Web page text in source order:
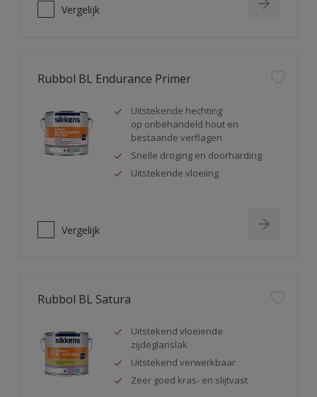
Vergelijk
Rubbol BL Endurance Primer
Uitstekende hechting
op onbehandeld hout en
bestaande verflagen
Snelle droging en doorharding
Uitstekende vloeiing
Vergelijk
Rubbol BL Satura
Uitstekend vloeiende
zijdeglanslak
Uitstekend verwerkbaar
Zeer goed kras- en slijtvast